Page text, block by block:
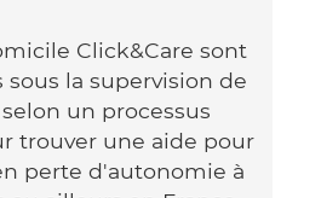
Click&Care sont
la supervision de
un processus
trouver une aide pour
perte d'autonomie à